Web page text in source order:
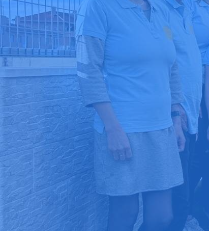
Dejamos tu obra
Pide tu
Más